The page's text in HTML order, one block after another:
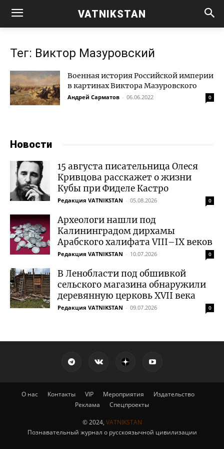
VATNIKSTAN
Тег: Виктор Мазуровский
Военная история Российской империи
в картинах Виктора Мазуровского
Андрей Сарматов - 06.06.2022 0
Новости
15 августа писательница Олеся
Кривцова расскажет о жизни
Кубы при Фиделе Кастро
Редакция VATNIKSTAN - 05.08.2026 0
Археологи нашли под
Калининградом дирхамы
Арабского халифата VIII–IX веков
Редакция VATNIKSTAN - 10.07.2026 0
В Ленобласти под обшивкой
сельского магазина обнаружили
деревянную церковь XVII века
Редакция VATNIKSTAN - 09.07.2026 0
О нас Контакты VIP Мероприятия
Издательство
Реклама
Спецпроекты
© 2024, VATNIKSTAN
Познавательный журнал о русскоязычной цивилизации